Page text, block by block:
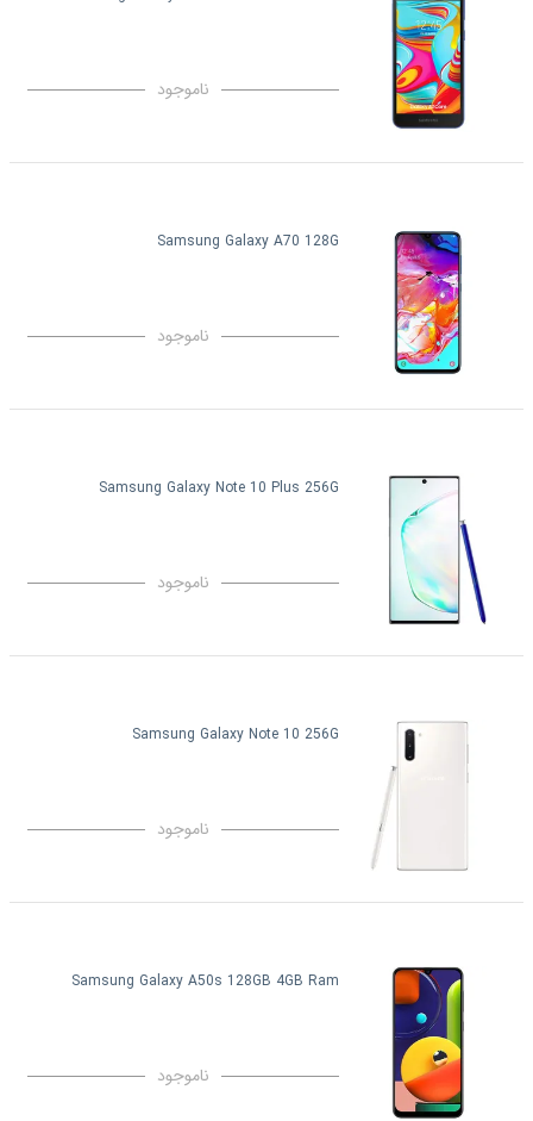
ناموجود
Samsung Galaxy A70 128G
ناموجود
Samsung Galaxy Note 10 Plus 256G
ناموجود
Samsung Galaxy Note 10 256G
ناموجود
Samsung Galaxy A50s 128GB 4GB Ram
ناموجود